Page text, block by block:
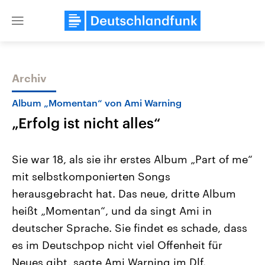
Close
Themen
Landtagswahl Sachsen-Anhalt
2026
Alle Informationen
Sachsen-Anhalt wählt am 6.
September 2026 einen neuen
Landtag. Seit 2021 wird das
Bundesland von einer Koalition aus
USA
Aktuelle Beiträge,
Hintergründe
Wirtschaftlich und
gehören die Vereinigten
mit großem Einfluss auf
Archiv
Album „Momentan“ von Ami Warning
„Erfolg ist nicht alles“
Sie war 18, als sie ihr erstes Album „Part of me“
mit selbstkomponierten Songs
herausgebracht hat. Das neue, dritte Album
heißt „Momentan“, und da singt Ami in
deutscher Sprache. Sie findet es schade, dass
es im Deutschpop nicht viel Offenheit für
Neues gibt, sagte Ami Warning im Dlf.